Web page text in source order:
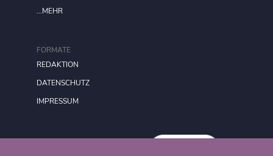
FORMATE
REDAKTION
DATENSCHUTZ
IMPRESSUM
...MEHR